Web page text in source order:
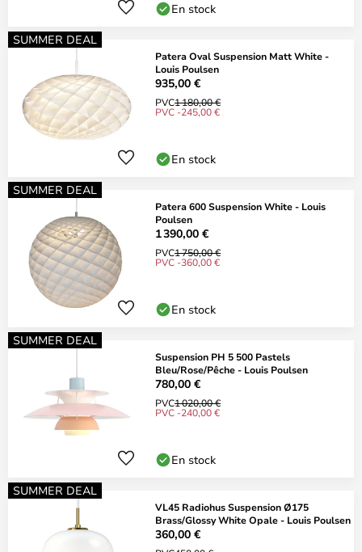
En stock
SUMMER DEAL
Patera Oval Suspension Matt White -
Louis Poulsen
935,00 €
PVC1 180,00 €
PVC -245,00 €
En stock
SUMMER DEAL
Patera 600 Suspension White - Louis
Poulsen
1 390,00 €
PVC1 750,00 €
PVC -360,00 €
En stock
SUMMER DEAL
Suspension PH 5 500 Pastels
Bleu/Rose/Pêche - Louis Poulsen
780,00 €
PVC1 020,00 €
PVC -240,00 €
En stock
SUMMER DEAL
VL45 Radiohus Suspension Ø175
Brass/Glossy White Opale - Louis Poulsen
360,00 €